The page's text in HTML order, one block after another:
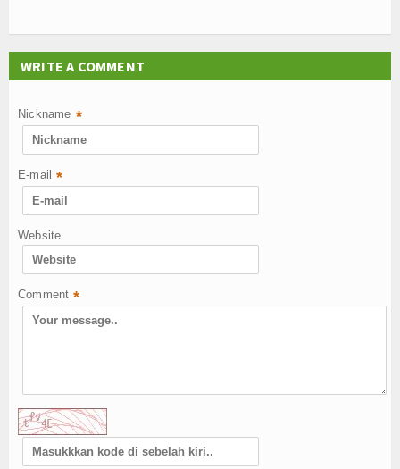
WRITE A COMMENT
Nickname *
E-mail *
Website
Comment *